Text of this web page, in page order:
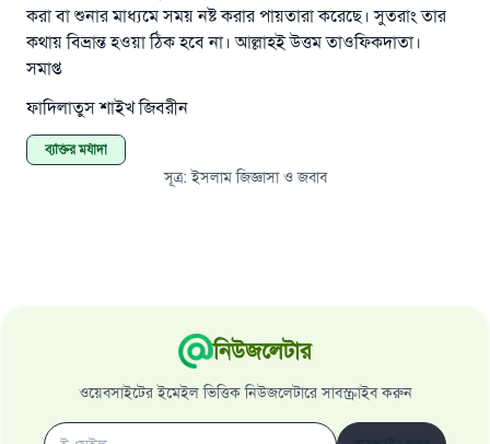
করা বা শুনার মাধ্যমে সময় নষ্ট করার পায়তারা করেছে। সুতরাং তার
কথায় বিভ্রান্ত হওয়া ঠিক হবে না। আল্লাহই উত্তম তাওফিকদাতা।
সমাপ্ত
ফাদিলাতুস শাইখ জিবরীন
ব্যক্তির মর্যাদা
সূত্র:ইসলাম জিজ্ঞাসা ও জবাব
নিউজলেটার
ওয়েবসাইটের ইমেইল ভিত্তিক নিউজলেটারে সাবস্ক্রাইব করুন
(সহিহ মুসলিম; ১৮৯৩)